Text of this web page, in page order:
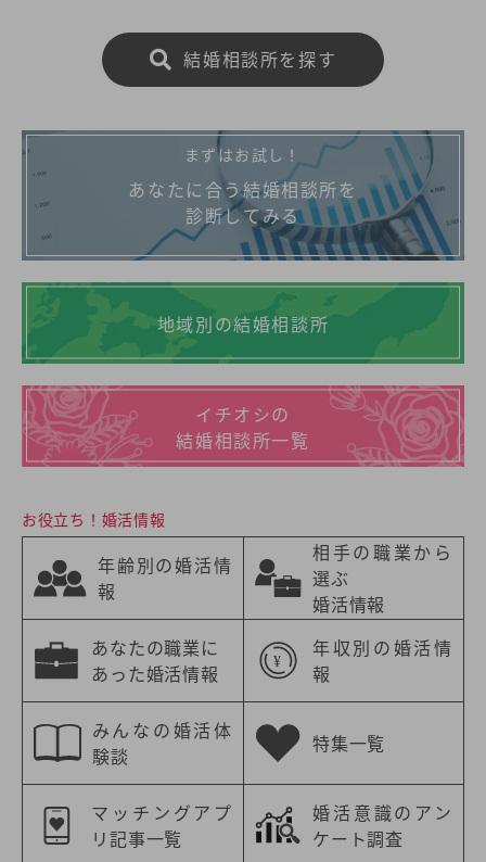
結婚相談所を探す
まずはお試し！
あなたに合う結婚相談所を
診断してみる
地域別の結婚相談所
イチオシの
結婚相談所一覧
お役立ち！婚活情報
年齢別の婚活情
報
相手の職業から
選ぶ
婚活情報
あなたの職業に
あった婚活情報
年収別の婚活情
報
みんなの婚活体
験談
特集一覧
マッチングアプ
リ記事一覧
婚活意識のアン
ケート調査